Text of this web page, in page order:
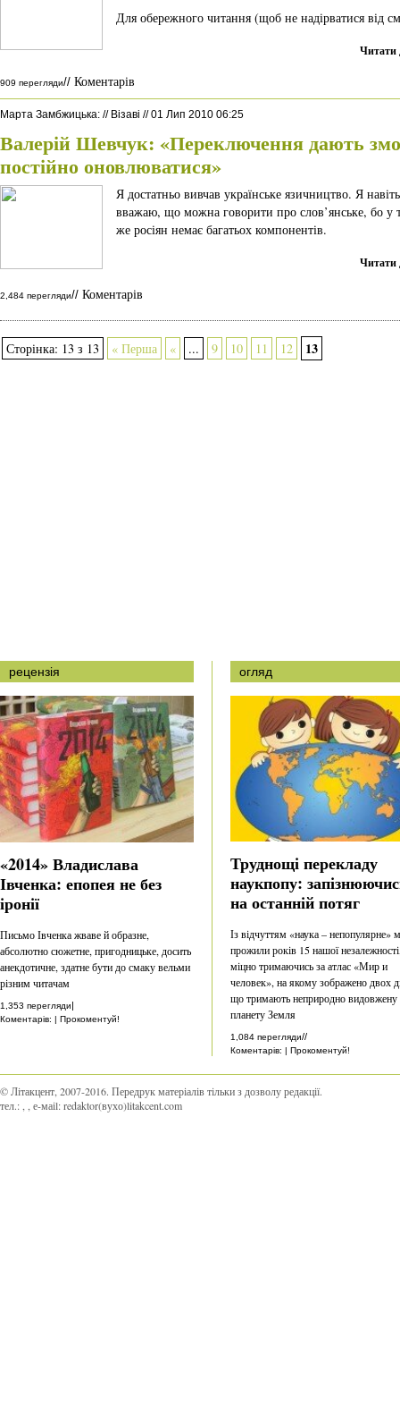
Для обережного читання (щоб не надірватися від
Читати
909 перегляди// Коментарів
Марта Замбжицька: // Візаві //01 Лип 2010 06:25
Валерій Шевчук: «Переключення дають
постійно оновлюватися»
Я достатньо вивчав українське язичництво. Я
вважаю, що можна говорити про слов’янське, бо у
же росіян немає багатьох компонентів.
Читати
2,484 перегляди// Коментарів
Сторінка: 13 з 13 « Перша « ... 9 10 11 12 13
рецензія
«2014» Владислава
Івченка: епопея не без
іронії
Письмо Івченка жваве й образне,
абсолютно сюжетне, пригодницьке, досить
анекдотичне, здатне бути до смаку вельми
різним читачам
1,353 перегляди|
Коментарів: | Прокоментуй!
огляд
Труднощі перекладу
наукпопу:
на останній потяг
Із відчуттям «наука – непопулярне»
прожили років 15 нашої
міцно тримаючись за атлас «Мир и
человек», на якому зображено двох
що тримають неприродно видовжену
планету Земля
1,084 перегляди//
Коментарів: | Прокоментуй!
© Літакцент, 2007-2016. Передрук матеріалів тільки з дозволу редакції.
тел.:
, е-маіl:redaktor(вухо)litakcent.com